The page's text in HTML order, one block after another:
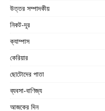
উত্তর সম্পাদকীয়
নিকট-দূর
ক্যাম্পাস
কেরিয়ার
ছোটোদের পাতা
ব্যবসা-বাণিজ্য
আজকের দিন